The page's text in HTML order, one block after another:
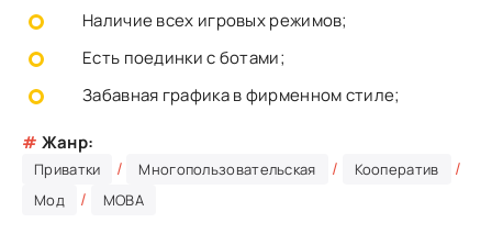
Наличие всех игровых режимов;
Есть поединки с ботами;
Забавная графика в фирменном стиле;
# Жанр:
Приватки / Многопользовательская / Кооператив /
Мод / MOBA